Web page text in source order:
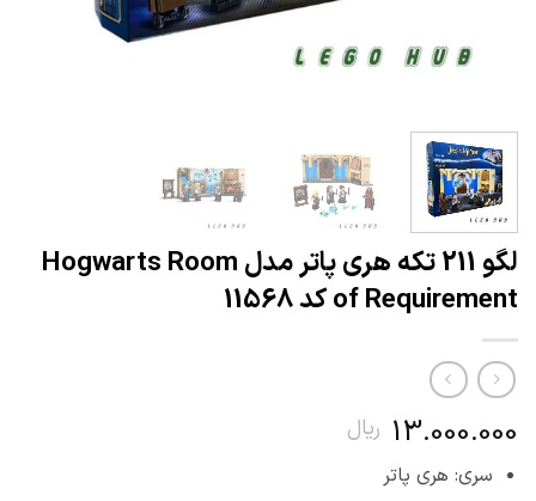
لگو 211 تکه هری پاتر مدل Hogwarts Room
of Requirement کد 11568
13.000.000 ریال
سری: هری پاتر